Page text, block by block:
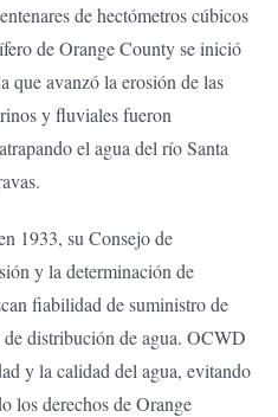
de hectómetros cúbicos
de Orange County se inició
que avanzó la erosión de las
y fluviales fueron
el agua del río Santa
1933, su Consejo de
y la determinación de
fiabilidad de suministro de
de distribución de agua. OCWD
y la calidad del agua, evitando
los derechos de Orange